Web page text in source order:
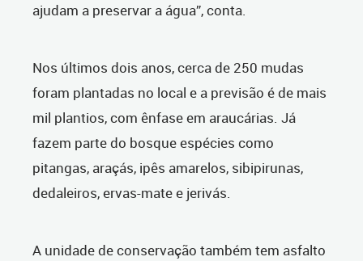
ajudam a preservar a água”, conta.
Nos últimos dois anos, cerca de 250 mudas
foram plantadas no local e a previsão é de mais
mil plantios, com ênfase em araucárias. Já
fazem parte do bosque espécies como
pitangas, araçás, ipês amarelos, sibipirunas,
dedaleiros, ervas-mate e jerivás.
A unidade de conservação também tem asfalto